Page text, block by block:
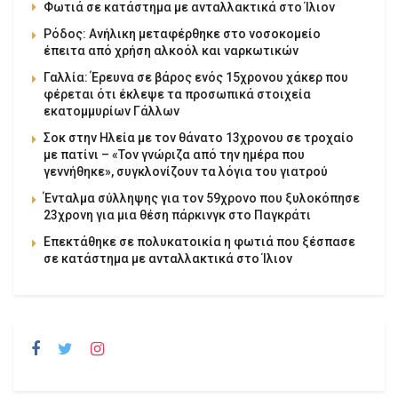
Φωτιά σε κατάστημα με ανταλλακτικά στο Ίλιον
Ρόδος: Ανήλικη μεταφέρθηκε στο νοσοκομείο
έπειτα από χρήση αλκοόλ και ναρκωτικών
Γαλλία: Έρευνα σε βάρος ενός 15χρονου χάκερ που
φέρεται ότι έκλεψε τα προσωπικά στοιχεία
εκατομμυρίων Γάλλων
Σοκ στην Ηλεία με τον θάνατο 13χρονου σε τροχαίο
με πατίνι – «Τον γνώριζα από την ημέρα που
γεννήθηκε», συγκλονίζουν τα λόγια του γιατρού
Ένταλμα σύλληψης για τον 59χρονο που ξυλοκόπησε
23χρονη για μια θέση πάρκινγκ στο Παγκράτι
Επεκτάθηκε σε πολυκατοικία η φωτιά που ξέσπασε
σε κατάστημα με ανταλλακτικά στο Ίλιον